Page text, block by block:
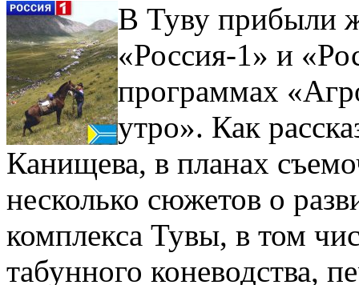
В Туву прибыли
«Россия-1» и
программах
утро». Как
Канищева, в планах
несколько сюжетов о
комплекса Тувы, в том
табунного коневодства,